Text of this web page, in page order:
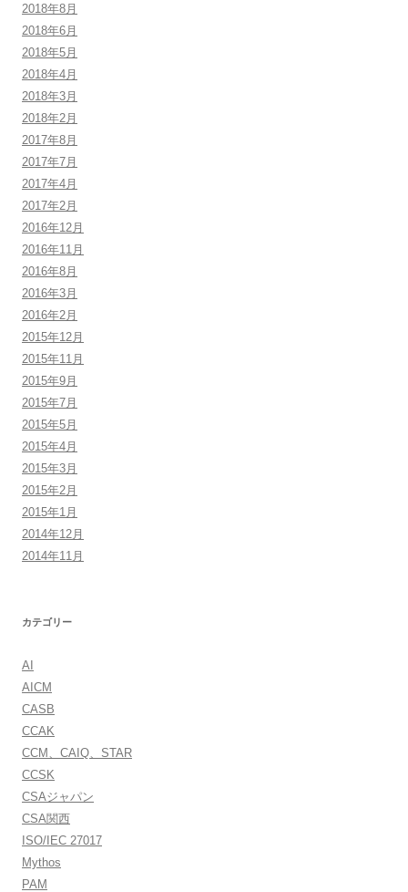
2018年8月
2018年6月
2018年5月
2018年4月
2018年3月
2018年2月
2017年8月
2017年7月
2017年4月
2017年2月
2016年12月
2016年11月
2016年8月
2016年3月
2016年2月
2015年12月
2015年11月
2015年9月
2015年7月
2015年5月
2015年4月
2015年3月
2015年2月
2015年1月
2014年12月
2014年11月
カテゴリー
AI
AICM
CASB
CCAK
CCM、CAIQ、STAR
CCSK
CSAジャパン
CSA関西
ISO/IEC 27017
Mythos
PAM